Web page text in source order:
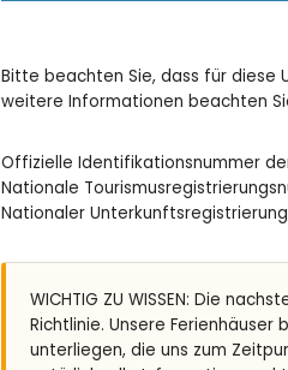
Schlafzimmer mit 2
Badezimmer mit
Badezimmer mit
Außenbereich der Villa
eingezäunter Grundstück
privater Pool mit den Maßen
2 Terrassen
Grill
Außendusche
Bitte beachten Sie, dass für diese
weitere Informationen beachten
Offizielle Identifikationsnummer
Nationale
Nationaler
WICHTIG ZU WISSEN: Die
Richtlinie. Unsere
unterliegen, die uns zum